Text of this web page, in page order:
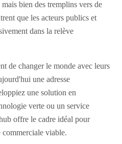
bien des tremplins vers de
que les acteurs publics et
dans la relève
de changer le monde avec leurs
une adresse
une solution en
verte ou un service
offre le cadre idéal pour
commerciale viable.